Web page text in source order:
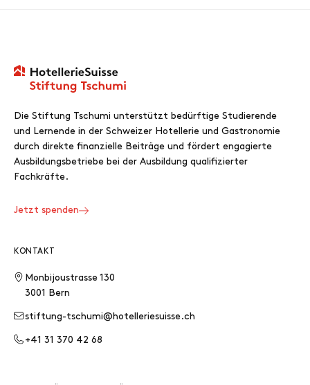
Die Stiftung Tschumi unterstützt bedürftige Studierende
und Lernende in der Schweizer Hotellerie und Gastronomie
durch direkte finanzielle Beiträge und fördert engagierte
Ausbildungsbetriebe bei der Ausbildung qualifizierter
Fachkräfte.
Jetzt spenden
KONTAKT
Monbijoustrasse 130
3001 Bern
stiftung-tschumi@hotelleriesuisse.ch
+41 31 370 42 68